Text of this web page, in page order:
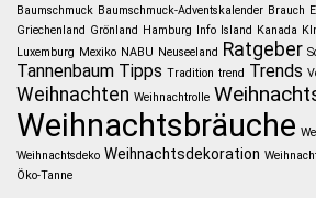
Baumschmuck Baumschmuck-Adventskalender Brauch
Griechenland Grönland Hamburg Info Island Kanada
Luxemburg Mexiko NABU Neuseeland Ratgeber
Tannenbaum Tipps Tradition trend Trends
Weihnachten Weihnachtrolle
Weihnachtsbräuche
Weihnachtsdeko Weihnachtsdekoration
Öko-Tanne